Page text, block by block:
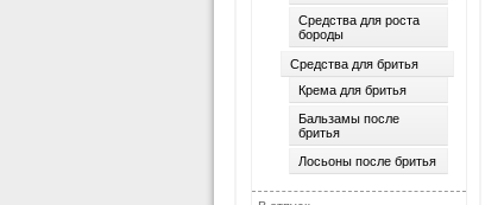
Средства для роста
бороды
Средства для бритья
Крема для бритья
Бальзамы после
бритья
Лосьоны после бритья